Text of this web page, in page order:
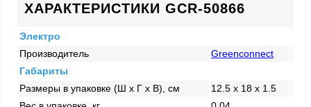
ХАРАКТЕРИСТИКИ GCR-50866
Электро
Производитель
Greenconnect
Габариты
Размеры в упаковке (Ш x Г x В), см
12.5 x 18 x 1.5